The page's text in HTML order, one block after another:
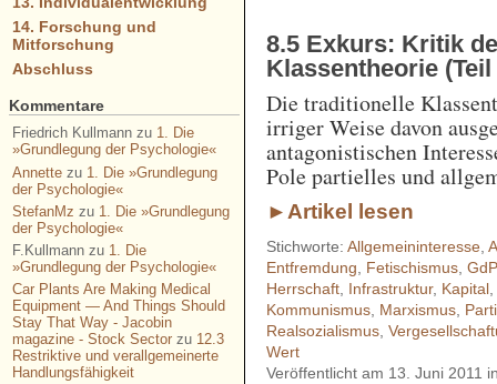
8.5 Exkurs: Kritik
Klassentheorie (Teil
Die traditionelle
irriger Weise davon
antagonistischen
Pole partielles und
►Artikel lesen
Stichworte:Allgemeininteresse ,
Entfremdung
Fetischismus ,GdP
Herrschaft Infrastruktur, Kapital
Kommunismus Marxismus
Realsozialismus ,
Wert
Veröffentlicht am 13. Juni 2011
14. Forschung und
Mitforschung
Abschluss
Kommentare
Friedrich Kullmannzu 1. Die
»Grundlegung der Psychologie«
Annettezu 1. Die »Grundlegung
der Psychologie«
StefanMz zu 1. Die »Grundlegung
der Psychologie«
F.Kullmannzu 1. Die
»Grundlegung der Psychologie«
Car Plants Are Making Medical
Equipment — And Things Should
Stay That Way - Jacobin
magazine - Stock Sectorzu 12.3
Restriktive und verallgemeinerte
Handlungsfähigkeit